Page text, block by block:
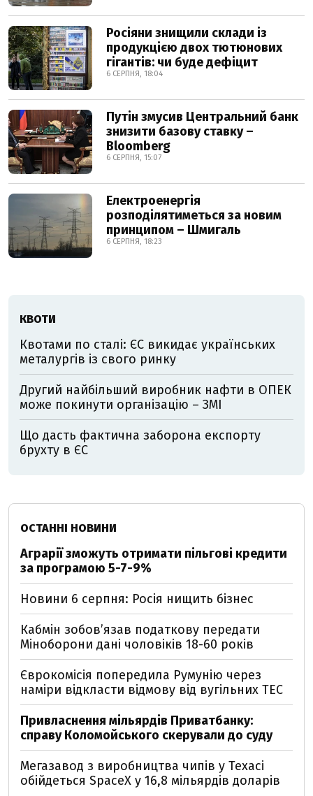
Росіяни знищили склади із
продукцією двох тютюнових
гігантів: чи буде дефіцит
6 СЕРПНЯ, 18:04
Путін змусив Центральний банк
знизити базову ставку –
Bloomberg
6 СЕРПНЯ, 15:07
Електроенергія
розподілятиметься за новим
принципом – Шмигаль
6 СЕРПНЯ, 18:23
КВОТИ
Квотами по сталі: ЄС викидає українських
металургів із свого ринку
Другий найбільший виробник нафти в ОПЕК
може покинути організацію – ЗМІ
Що дасть фактична заборона експорту
брухту в ЄС
ОСТАННІ НОВИНИ
Аграрії зможуть отримати пільгові кредити
за програмою 5-7-9%
Новини 6 серпня: Росія нищить бізнес
Кабмін зобовʼязав податкову передати
Міноборони дані чоловіків 18-60 років
Єврокомісія попередила Румунію через
наміри відкласти відмову від вугільних ТЕС
Привласнення мільярдів Приватбанку:
справу Коломойського скерували до суду
Мегазавод з виробництва чипів у Техасі
обійдеться SpaceX у 16,8 мільярдів доларів